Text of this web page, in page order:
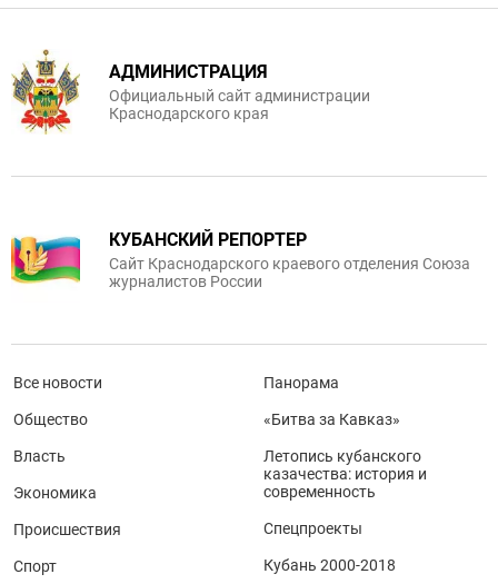
АДМИНИСТРАЦИЯ
Официальный сайт администрации
Краснодарского края
КУБАНСКИЙ РЕПОРТЕР
Сайт Краснодарского краевого отделения Союза
журналистов России
Все новости
Общество
Власть
Экономика
Происшествия
Спорт
Панорама
«Битва за Кавказ»
Летопись кубанского
казачества: история и
современность
Спецпроекты
Кубань 2000-2018